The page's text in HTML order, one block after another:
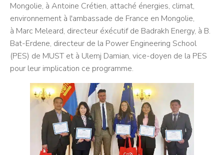
Mongolie, à Antoine Crétien, attaché énergies, climat,
environnement à l'ambassade de France en Mongolie,
à Marc Meleard, directeur éxécutif de Badrakh Energy, à B.
Bat-Erdene, directeur de la Power Engineering School
(PES) de MUST et à Ulemj Damian, vice-doyen de la PES
pour leur implication ce programme.